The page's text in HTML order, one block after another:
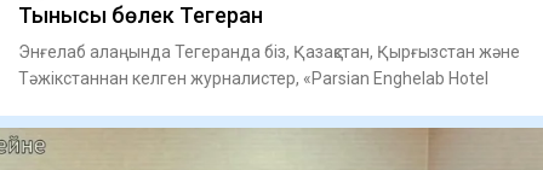
Тынысы бөлек Тегеран
Энғелаб алаңында Тегеранда біз, Қазақстан, Қырғызстан және
Тәжікстаннан келген журналис­тер, «Parsian Enghelab Hotel